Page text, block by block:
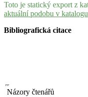
Toto je statický export z
aktuální podobu v
Bibliografická citace
Názory čtenářů